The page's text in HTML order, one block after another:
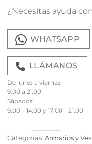
¿Necesitas ayuda
WHATSAPP
LLÁMANOS
De lunes a viernes:
9:00 a 21:00
Sábados:
9:00 – 14:00 y 17:00 – 21:00
Categorías: Armarios y